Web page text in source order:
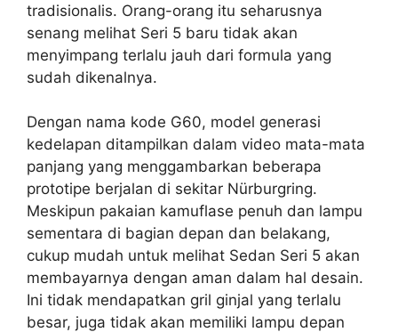
tradisionalis. Orang-orang itu seharusnya
senang melihat Seri 5 baru tidak akan
menyimpang terlalu jauh dari formula yang
sudah dikenalnya.
Dengan nama kode G60, model generasi
kedelapan ditampilkan dalam video mata-mata
panjang yang menggambarkan beberapa
prototipe berjalan di sekitar Nürburgring.
Meskipun pakaian kamuflase penuh dan lampu
sementara di bagian depan dan belakang,
cukup mudah untuk melihat Sedan Seri 5 akan
membayarnya dengan aman dalam hal desain.
Ini tidak mendapatkan gril ginjal yang terlalu
besar, juga tidak akan memiliki lampu depan